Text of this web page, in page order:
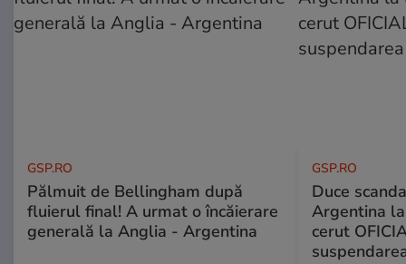
GSP.RO
Pălmuit de Bellingham după
fluierul final! A urmat o încăierare
generală la Anglia - Argentina
GSP.RO
Duce
Argentina
cerut